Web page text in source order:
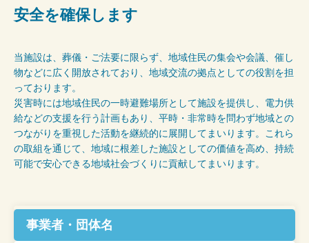
安全を確保します
当施設は、葬儀・ご法要に限らず、地域住民の集会や会議、催し
物などに広く開放されており、地域交流の拠点としての役割を担
っております。
災害時には地域住民の一時避難場所として施設を提供し、電力供
給などの支援を行う計画もあり、平時・非常時を問わず地域との
つながりを重視した活動を継続的に展開してまいります。これら
の取組を通じて、地域に根差した施設としての価値を高め、持続
可能で安心できる地域社会づくりに貢献してまいります。
事業者・団体名